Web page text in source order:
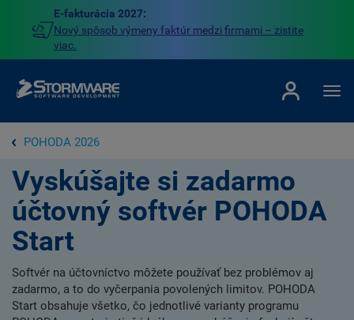
E-fakturácia 2027:
Nový spôsob výmeny faktúr medzi firmami – zistite
viac.
POHODA 2026
Vyskúšajte si zadarmo
účtovný softvér POHODA
Start
Softvér na účtovníctvo môžete používať bez problémov aj
zadarmo, a to do vyčerpania povolených limitov. POHODA
Start obsahuje všetko, čo jednotlivé varianty programu